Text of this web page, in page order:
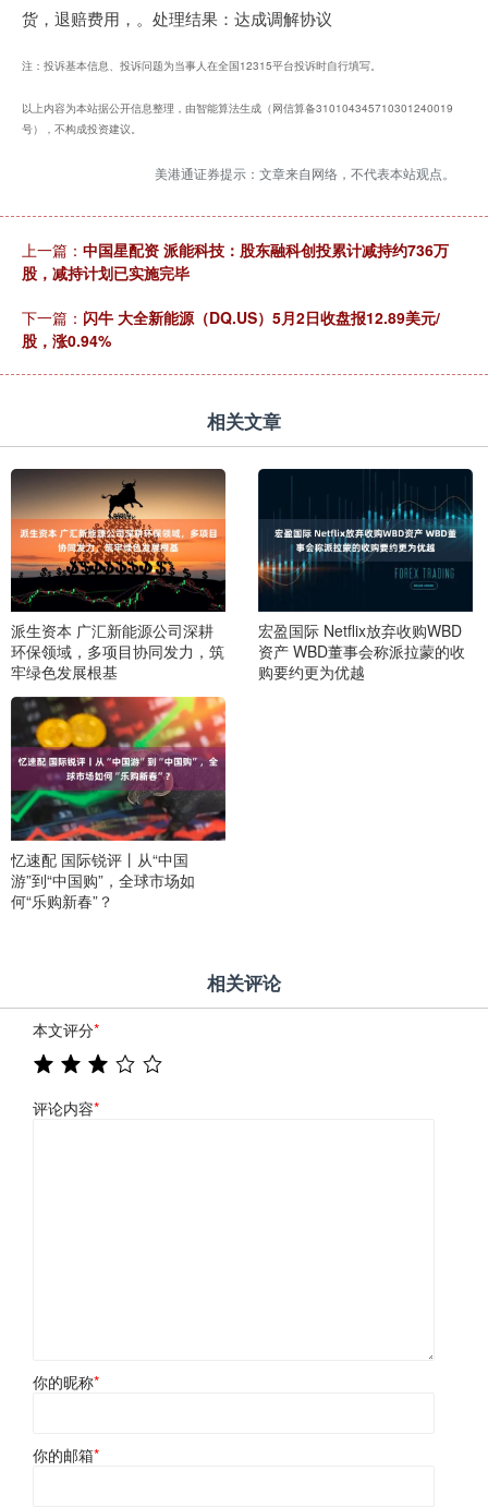
货，退赔费用，。处理结果：达成调解协议
注：投诉基本信息、投诉问题为当事人在全国12315平台投诉时自行填写。
以上内容为本站据公开信息整理，由智能算法生成（网信算备310104345710301240019
号），不构成投资建议。
美港通证券提示：文章来自网络，不代表本站观点。
上一篇： 中国星配资 派能科技：股东融科创投累计减持约736万
股，减持计划已实施完毕
下一篇： 闪牛 大全新能源（DQ.US）5月2日收盘报12.89美元/
股，涨0.94%
相关文章
派生资本 广汇新能源公司深耕
环保领域，多项目协同发力，筑
牢绿色发展根基
宏盈国际 Netflix放弃收购WBD
资产 WBD董事会称派拉蒙的收
购要约更为优越
忆速配 国际锐评丨从“中国
游”到“中国购”，全球市场如
何“乐购新春”？
相关评论
本文评分*
评论内容*
你的昵称*
你的邮箱*